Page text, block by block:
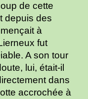
de cette
depuis des
à
fut
A son tour
lui, était-il
dans
accrochée à